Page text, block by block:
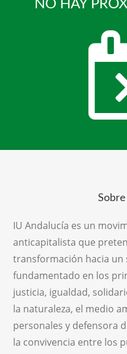
NO HAY
IU Andalucía es un
anticapitalista que
transformación hacia un
fundamentado en los
justicia, igualdad,
la naturaleza, el medio
personales y defensora
la convivencia entre los